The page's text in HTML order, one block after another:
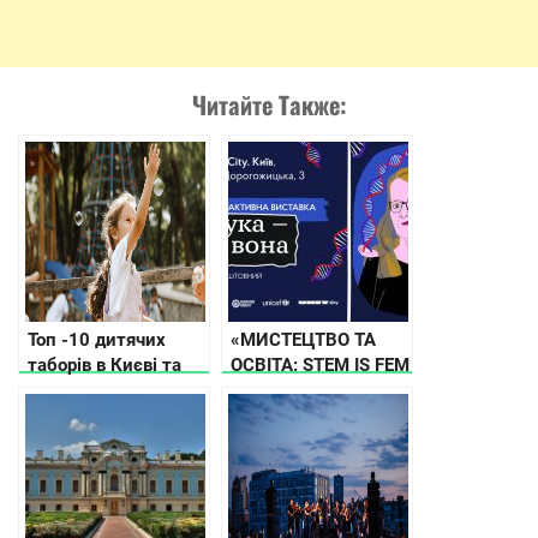
Читайте Также:
Топ -10 дитячих
таборів в Києві та
поблизу
«МИСТЕЦТВО ТА
ОСВІТА: STEM IS FEM
ВІДКРИВАЄ
ВИСТАВКУ «НАУКА
– ЦЕ ВОНА» В
UNIT.City